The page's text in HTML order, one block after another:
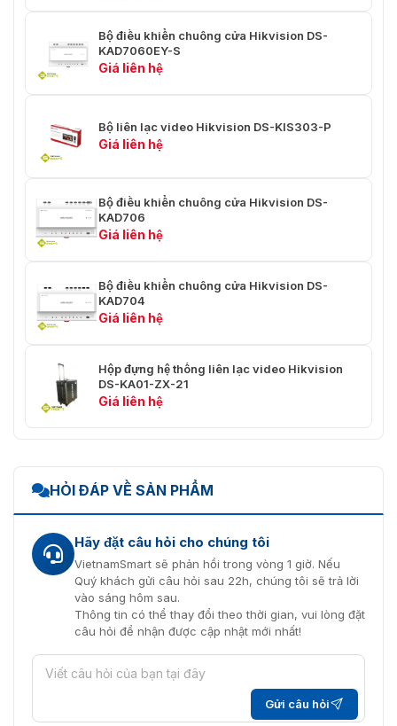
Bộ điều khiển chuông cửa Hikvision DS-
KAD7060EY-S
Giá liên hệ
Bộ liên lạc video Hikvision DS-KIS303-P
Giá liên hệ
Bộ điều khiển chuông cửa Hikvision DS-
KAD706
Giá liên hệ
Bộ điều khiển chuông cửa Hikvision DS-
KAD704
Giá liên hệ
Hộp đựng hệ thống liên lạc video Hikvision
DS-KA01-ZX-21
Giá liên hệ
HỎI ĐÁP VỀ SẢN PHẨM
Hãy đặt câu hỏi cho chúng tôi
VietnamSmart sẽ phản hồi trong vòng 1 giờ. Nếu
Quý khách gửi câu hỏi sau 22h, chúng tôi sẽ trả lời
vào sáng hôm sau.
Thông tin có thể thay đổi theo thời gian, vui lòng đặt
câu hỏi để nhận được cập nhật mới nhất!
Gửi câu hỏi